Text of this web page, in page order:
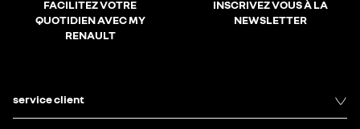
FACILITEZ VOTRE
QUOTIDIEN AVEC MY
RENAULT
INSCRIVEZ VOUS À LA
NEWSLETTER
service client